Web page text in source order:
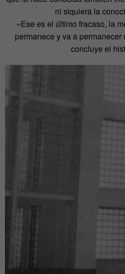
ni siquiera la
«Ese es el último fracaso, la
permanece y va a
concluye el